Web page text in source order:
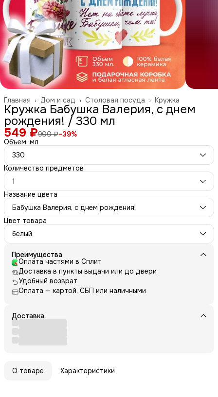
Кружка
Столовая посуда ›
Дом и сад ›
Главная ›
Кружка Бабушка Валерия, с днем
рождения! / 330 мл
549 ₽900 ₽−39%
Объем, мл
330
Количество предметов
1
Название цвета
Бабушка Валерия, с днем рождения!
Цвет товара
белый
Преимущества
Оплата частями в Сплит
Доставка в пункты выдачи или до двери
Удобный возврат
Оплата — картой, СБП или наличными
Доставка
О товаре Характеристики